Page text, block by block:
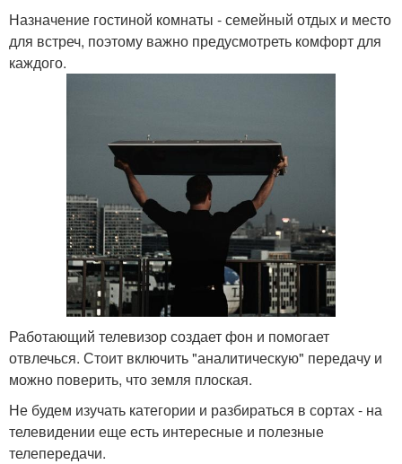
Назначение гостиной комнаты - семейный отдых и место
для встреч, поэтому важно предусмотреть комфорт для
каждого.
Работающий телевизор создает фон и помогает
отвлечься. Стоит включить "аналитическую" передачу и
можно поверить, что земля плоская.
Не будем изучать категории и разбираться в сортах - на
телевидении еще есть интересные и полезные
телепередачи.